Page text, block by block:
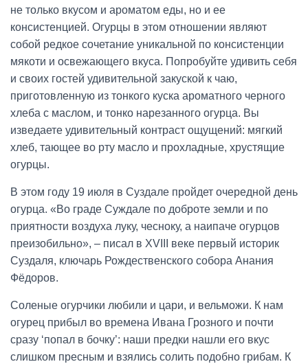
не только вкусом и ароматом еды, но и ее
консистенцией. Огурцы в этом отношении являют
собой редкое сочетание уникальной по консистенции
мякоти и освежающего вкуса. Попробуйте удивить себя
и своих гостей удивительной закуской к чаю,
приготовленную из тонкого куска ароматного черного
хлеба с маслом, и тонко нарезанного огурца. Вы
изведаете удивительный контраст ощущений: мягкий
хлеб, тающее во рту масло и прохладные, хрустящие
огурцы.
В этом году 19 июля в Суздале пройдет очередной день
огурца. «Во граде Суждале по доброте земли и по
приятности воздуха луку, чесноку, а наипаче огурцов
преизобильно», – писал в XVIII веке первый историк
Суздаля, ключарь Рождественского собора Анания
Фёдоров.
Соленые огурчики любили и цари, и вельможи. К нам
огурец прибыл во времена Ивана Грозного и почти
сразу ‘попал в бочку’: наши предки нашли его вкус
слишком пресным и взялись солить подобно грибам. К